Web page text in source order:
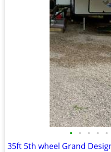
• • • • •
35ft 5th wheel Grand